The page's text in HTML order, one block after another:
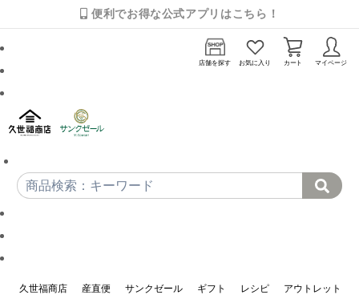
便利でお得な公式アプリはこちら！
店舗を探す お気に入り カート マイページ
久世福商店 産直便 サンクゼール ギフト レシピ アウトレット